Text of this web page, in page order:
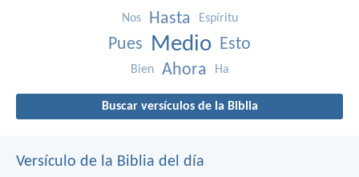
Nos Hasta Espíritu
Pues Medio Esto
Bien Ahora Ha
Buscar versículos de la Biblia
Versículo de la Biblia del día